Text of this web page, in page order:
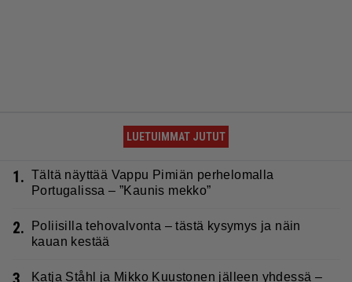
LUETUIMMAT JUTUT
1. Tältä näyttää Vappu Pimiän perhelomalla
Portugalissa – ”Kaunis mekko”
2.
Poliisilla tehovalvonta – tästä kysymys ja näin
kauan kestää
Katja Ståhl ja Mikko Kuustonen jälleen yhdessä –